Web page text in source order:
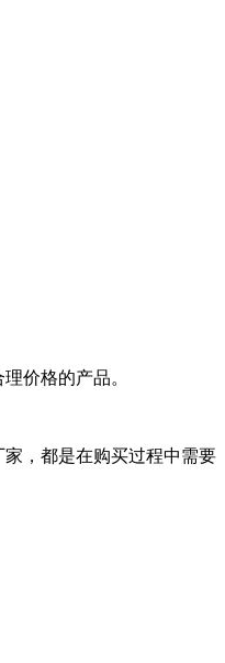
价格的产品。
，都是在购买过程中需要